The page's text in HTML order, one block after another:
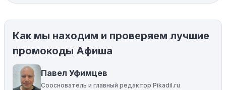
магазины предлагают скидки и акции напрямую, без
Ограничения на использование промокода:
Некоторые промокоды распространяются только на
определенные товары, бренды или категории. Если вы
пытаетесь применить код к товару, не
соответствующему критериям, он не сработает.
Как мы находим и проверяем лучшие
промокоды Афиша
Павел Уфимцев
Сооснователь и главный редактор Pikadil.ru